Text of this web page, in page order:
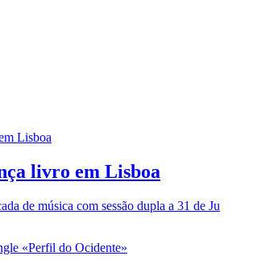
livro em Lisboa
de música com sessão dupla a 31 de Ju